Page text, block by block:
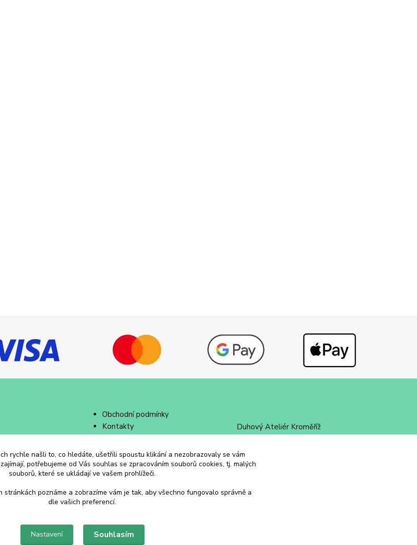
Obchodní podmínky
Kontakty
Duhový Ateliér Kroměříž
+420 734 258 002
rychle našli to, co hledáte, ušetřili spoustu klikání a nezobrazovaly se vám
potřebujeme od Vás souhlas se zpracováním souborů cookies, tj. malých
souborů, které se ukládají ve vašem prohlížeči.
stránkách poznáme a zobrazíme vám je tak, aby všechno fungovalo správně a
dle vašich preferencí.
Nastavení Souhlasím